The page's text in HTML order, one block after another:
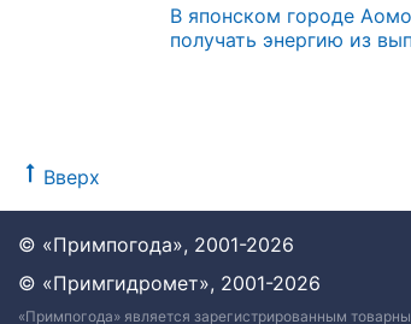
В японском городе
получать энергию из
Вверх
© «Примпогода», 2001-2026
© «Примгидромет», 2001-2026
«Примпогода» является зарегистрированным